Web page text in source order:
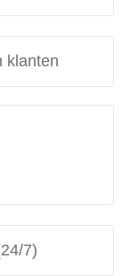
klanten
7)